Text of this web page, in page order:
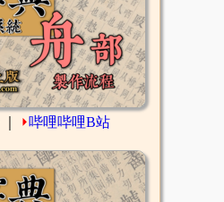
⏵哔哩哔哩B站